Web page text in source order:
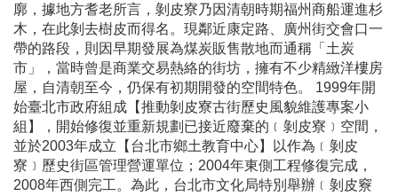
廓，據地方耆老所言，剝皮寮乃因清朝時期福州商船運進杉
木，在此剝去樹皮而得名。現鄰近康定路、廣州街交會口一
帶的路段，則因早期發展為煤炭販售散地而通稱「土炭
市」，當時曾是商業交易熱絡的街坊，擁有不少精緻洋樓房
屋，自清朝至今，仍保有初期開發的空間特色。 1999年開
始臺北市政府組成【推動剝皮寮古街歷史風貌維護專案小
組】，開始修復並重新規劃已接近廢棄的﹝剝皮寮﹞空間，
並於2003年成立【台北市鄉土教育中心】以作為﹝剝皮
寮﹞歷史街區管理營運單位；2004年東側工程修復完成，
2008年西側完工。為此，台北市文化局特別舉辦﹝剝皮竂